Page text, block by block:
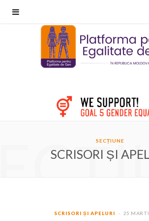
SECȚIUNE
SCRISORI ȘI
SCRISORI ȘI APELURI 25